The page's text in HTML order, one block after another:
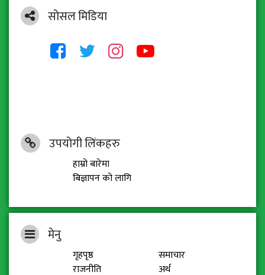
सोसल मिडिया
उपयोगी लिंकहरु
हाम्रो बारेमा
बिज्ञापन को लागि
मेनु
गृहपृष्ठ
समाचार
राजनीति
अर्थ